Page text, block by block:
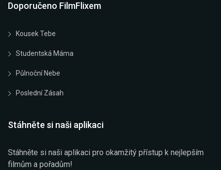
Doporučeno FilmFlixem
Kousek Tebe
Studentská Máma
Půlnoční Nebe
Poslední Zásah
Stáhněte si naši aplikaci
Stáhněte si naši aplikaci pro okamžitý přístup k nejlepším
filmům a pořadům!